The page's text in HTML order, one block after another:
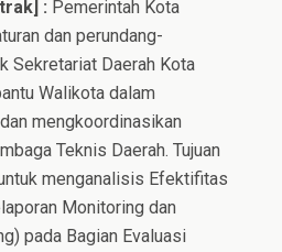
: Pemerintah Kota
dan perundang-
Sekretariat Daerah Kota
Walikota dalam
mengkoordinasikan
Teknis Daerah. Tujuan
menganalisis Efektifitas
Monitoring dan
pada Bagian Evaluasi